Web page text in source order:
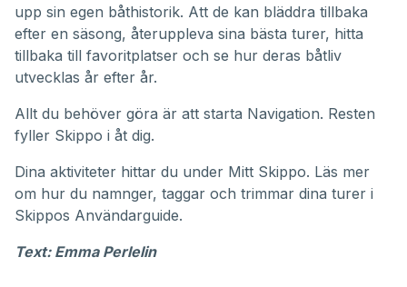
upp sin egen båthistorik. Att de kan bläddra tillbaka
efter en säsong, återuppleva sina bästa turer, hitta
tillbaka till favoritplatser och se hur deras båtliv
utvecklas år efter år.
Allt du behöver göra är att starta Navigation. Resten
fyller Skippo i åt dig.
Dina aktiviteter hittar du under Mitt Skippo. Läs mer
om hur du namnger, taggar och trimmar dina turer i
Skippos Användarguide.
Text: Emma Perlelin